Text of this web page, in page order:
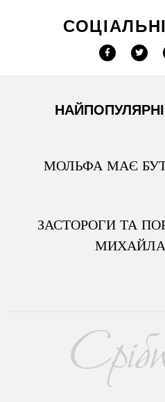
МОЛЬФА МАЄ
ЗАСТОРОГИ ТА